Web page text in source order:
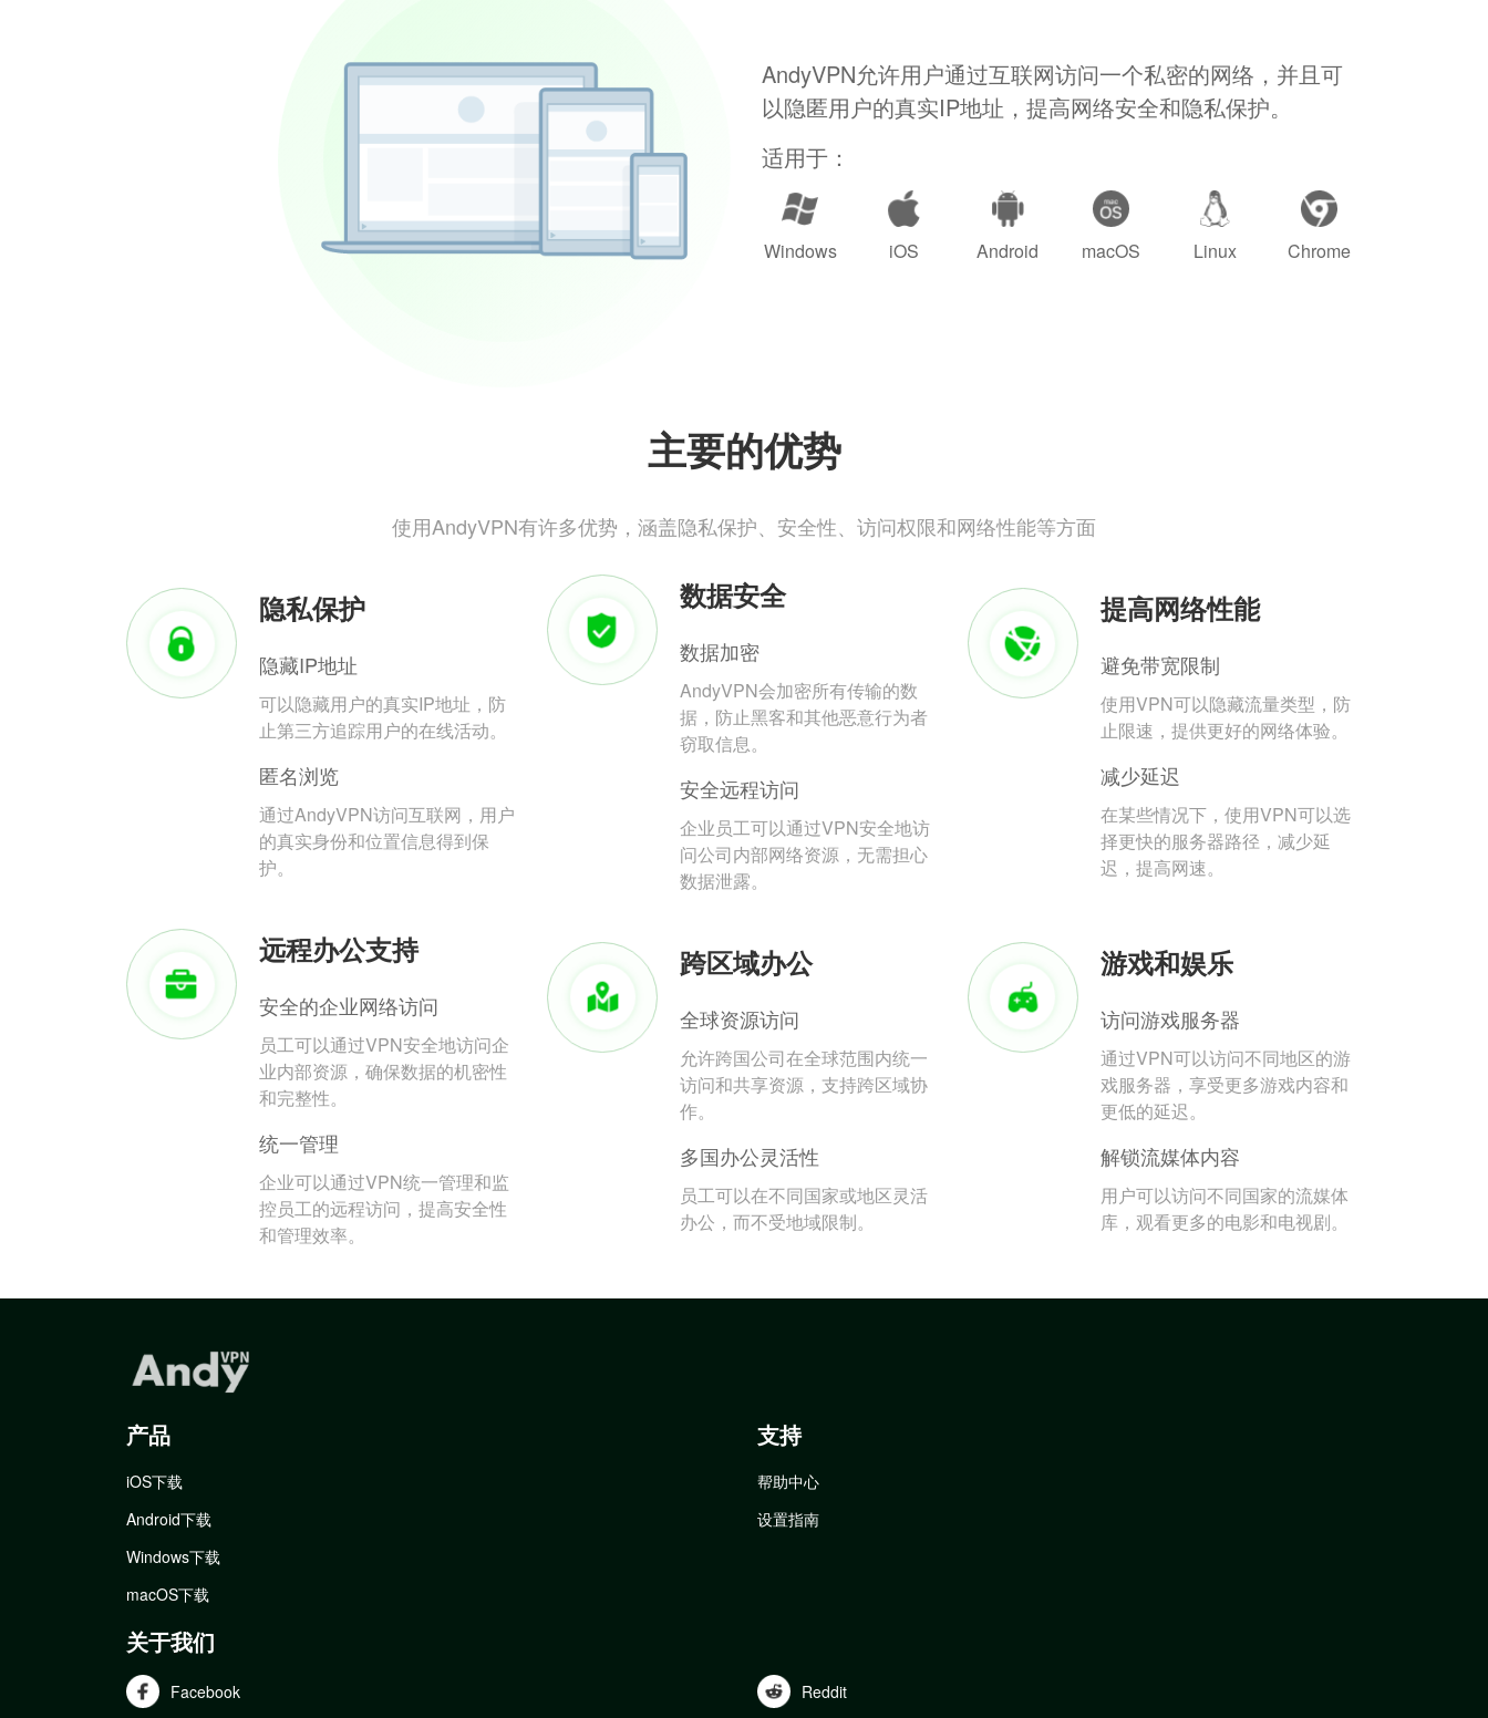
AndyVPN允许用户通过互联网访问一个私密的网络，并且可
以隐匿用户的真实IP地址，提高网络安全和隐私保护。
适用于：
Windows iOS Android macOS Linux Chrome
主要的优势
使用AndyVPN有许多优势，涵盖隐私保护、安全性、访问权限和网络性能等方面
隐私保护
隐藏IP地址
可以隐藏用户的真实IP地址，防
止第三方追踪用户的在线活动。
匿名浏览
通过AndyVPN访问互联网，用户
的真实身份和位置信息得到保
护。
数据安全
数据加密
AndyVPN会加密所有传输的数
据，防止黑客和其他恶意行为者
窃取信息。
安全远程访问
企业员工可以通过VPN安全地访
问公司内部网络资源，无需担心
数据泄露。
提高网络性能
避免带宽限制
使用VPN可以隐藏流量类型，防
止限速，提供更好的网络体验。
减少延迟
在某些情况下，使用VPN可以选
择更快的服务器路径，减少延
迟，提高网速。
远程办公支持
安全的企业网络访问
员工可以通过VPN安全地访问企
业内部资源，确保数据的机密性
和完整性。
统一管理
企业可以通过VPN统一管理和监
控员工的远程访问，提高安全性
和管理效率。
跨区域办公
全球资源访问
允许跨国公司在全球范围内统一
访问和共享资源，支持跨区域协
作。
多国办公灵活性
员工可以在不同国家或地区灵活
办公，而不受地域限制。
游戏和娱乐
访问游戏服务器
通过VPN可以访问不同地区的游
戏服务器，享受更多游戏内容和
更低的延迟。
解锁流媒体内容
用户可以访问不同国家的流媒体
库，观看更多的电影和电视剧。
产品
iOS下载
Android下载
Windows下载
macOS下载
支持
帮助中心
设置指南
关于我们
Facebook Reddit